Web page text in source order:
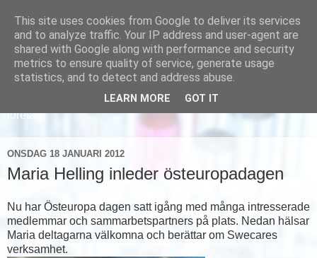
Läs om hur vi marknadsför svensk sjukvård och svenska
företag
ONSDAG 18 JANUARI 2012
Maria Helling inleder östeuropadagen
Nu har Östeuropa dagen satt igång med många intresserade
medlemmar och sammarbetspartners på plats. Nedan hälsar
Maria deltagarna välkomna och berättar om Swecares
verksamhet.
This site uses cookies from Google to deliver its services
and to analyze traffic. Your IP address and user-agent are
shared with Google along with performance and security
metrics to ensure quality of service, generate usage
statistics, and to detect and address abuse.
LEARN MORE GOT IT